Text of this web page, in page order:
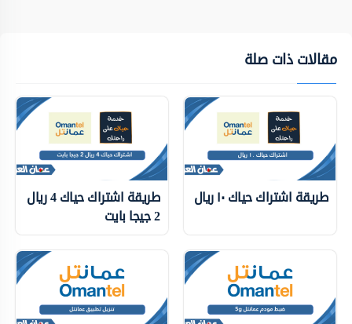
مقالات ذات صلة
طريقة اشتراك حياك ١٠ ريال طريقة اشتراك حياك 4 ريال
2 جيجا بايت